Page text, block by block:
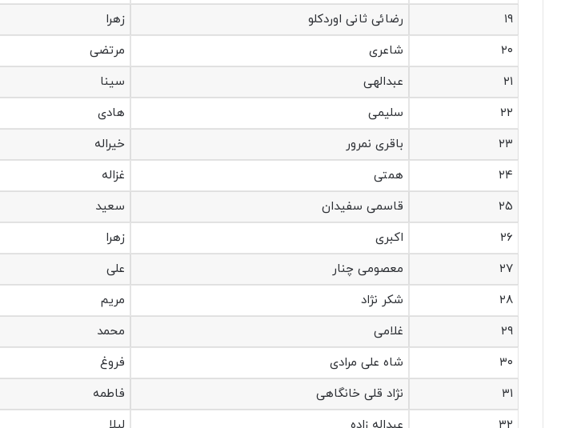
۱۹
رضائی ثانی اوردکلو زهرا
۲۰
شاعری مرتضی
۲۱
عبدالهی سینا
۲۲
سلیمی هادی
۲۳
باقری نمرور خیراله
۲۴
همتی غزاله
۲۵
قاسمی سفیدان سعید
۲۶
اکبری زهرا
۲۷
معصومی چنار علی
۲۸
شکر نژاد مریم
۲۹
غلامی محمد
۳۰
شاه علی مرادی فروغ
۳۱
نژاد قلی خانگاهی فاطمه